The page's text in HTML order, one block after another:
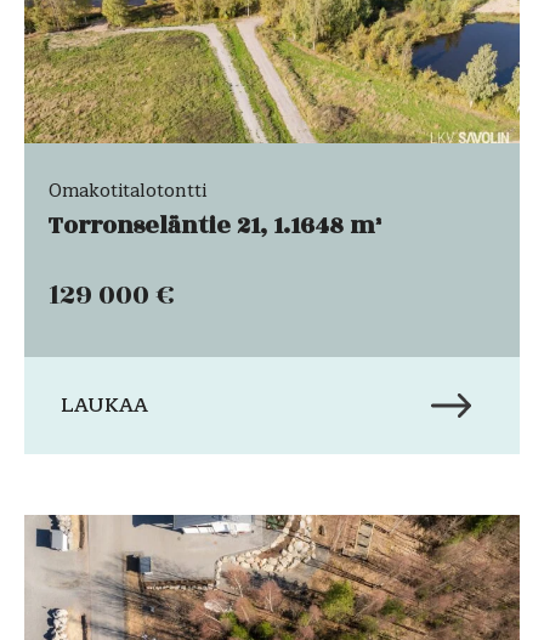
Omakotitalotontti
Torronseläntie 21, 1.1648 m²
129 000 €
LAUKAA